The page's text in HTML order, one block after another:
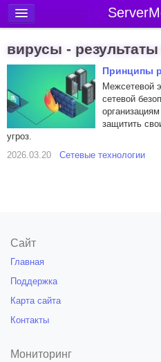
Блог
Статьи
Форум
вирусы -
Принципы
Межсетевой
сетевой
защитить
угроз.
2026.03.20
Сетевые технологии
Сайт
Главная
Поддержка
Карта сайта
Контакты
Мониторинг